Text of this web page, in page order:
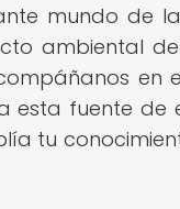
mundo de la
ambiental
en
esta fuente de
tu